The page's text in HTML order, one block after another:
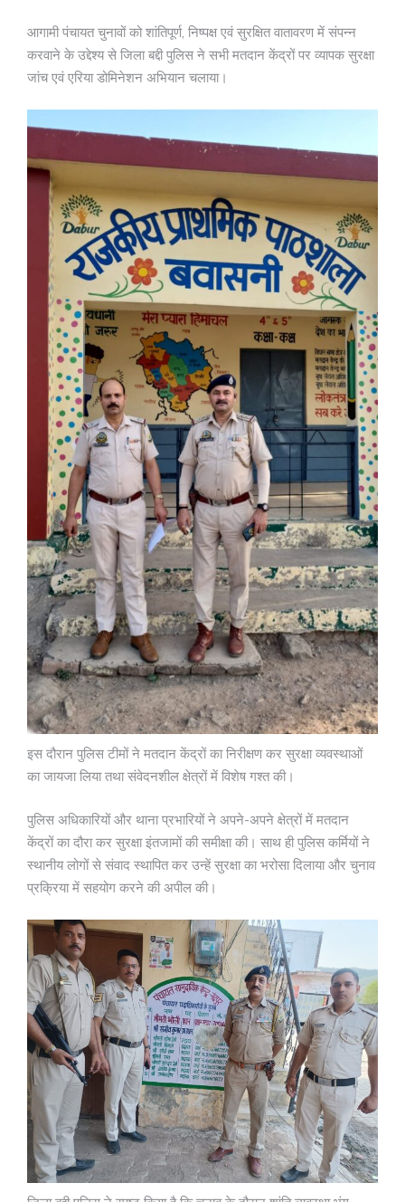
आगामी पंचायत चुनावों को शांतिपूर्ण, निष्पक्ष एवं सुरक्षित वातावरण में संपन्न
करवाने के उद्देश्य से जिला बद्दी पुलिस ने सभी मतदान केंद्रों पर व्यापक सुरक्षा
जांच एवं एरिया डोमिनेशन अभियान चलाया।
इस दौरान पुलिस टीमों ने मतदान केंद्रों का निरीक्षण कर सुरक्षा व्यवस्थाओं
का जायजा लिया तथा संवेदनशील क्षेत्रों में विशेष गश्त की।
पुलिस अधिकारियों और थाना प्रभारियों ने अपने-अपने क्षेत्रों में मतदान
केंद्रों का दौरा कर सुरक्षा इंतजामों की समीक्षा की। साथ ही पुलिस कर्मियों ने
स्थानीय लोगों से संवाद स्थापित कर उन्हें सुरक्षा का भरोसा दिलाया और चुनाव
प्रक्रिया में सहयोग करने की अपील की।